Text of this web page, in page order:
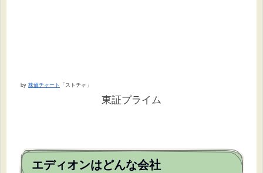
by 株価チャート 「ストチャ」
東証プライム
エディオンはどんな会社